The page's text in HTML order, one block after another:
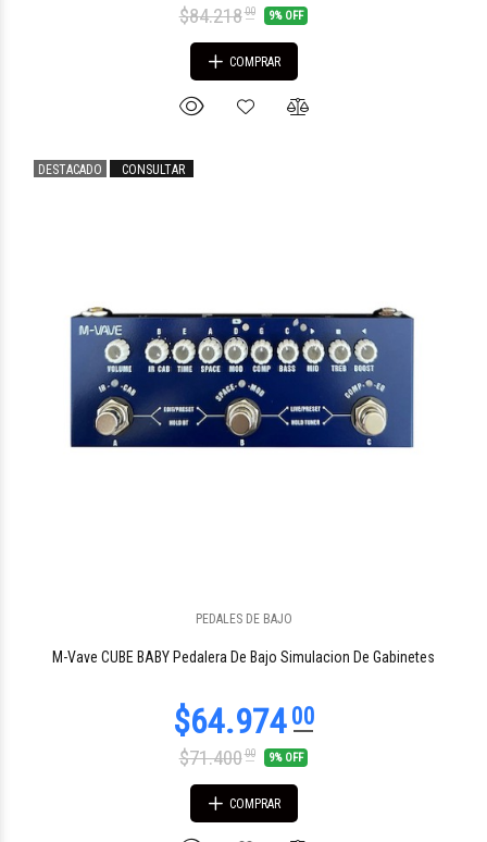
$84.21800 9% OFF
COMPRAR
DESTACADO CONSULTAR
PEDALES DE BAJO
M-Vave CUBE BABY Pedalera De Bajo Simulacion De Gabinetes
$71.40000 9% OFF
COMPRAR